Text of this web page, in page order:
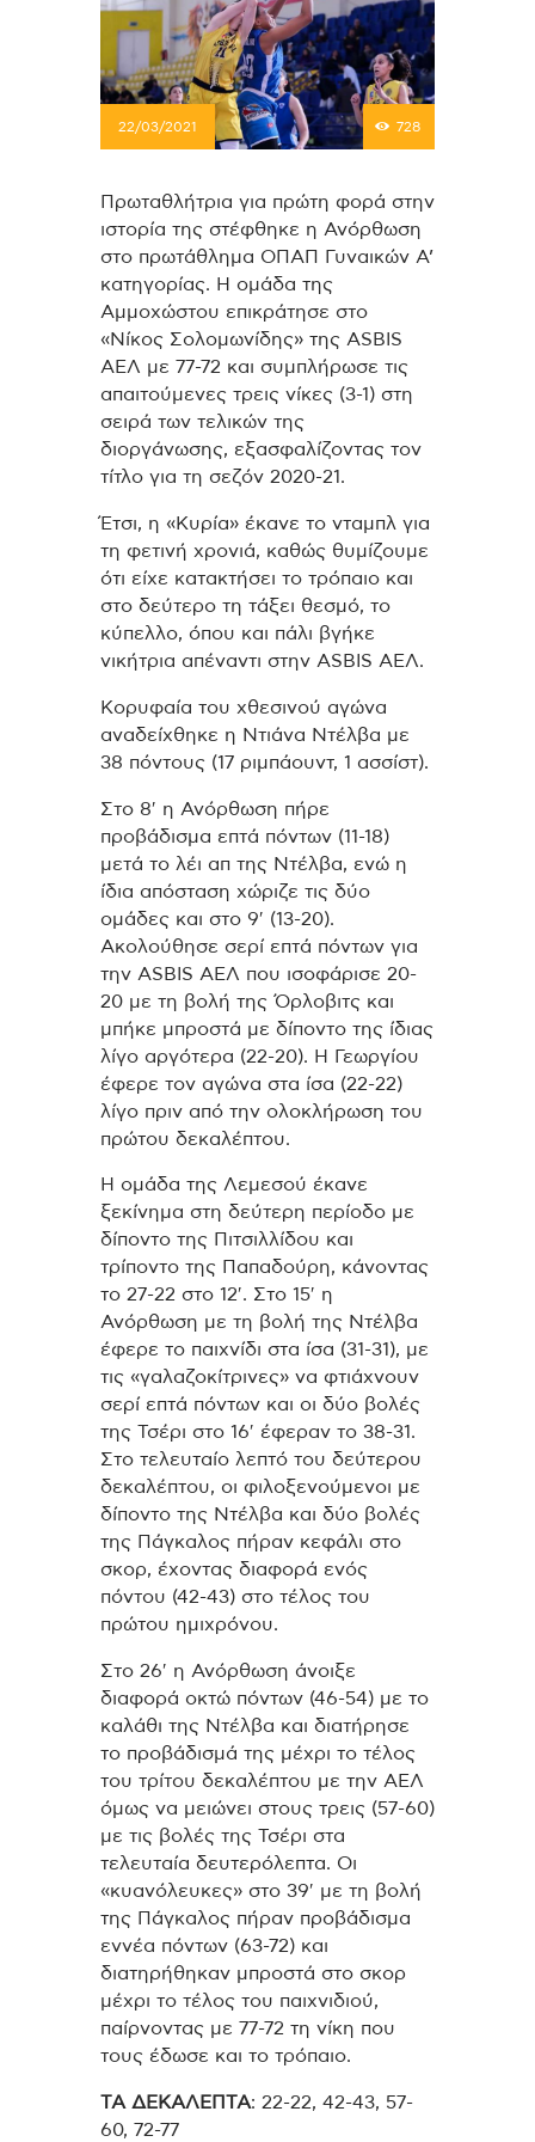
22/03/2021 728
Πρωταθλήτρια για πρώτη φορά στην
ιστορία της στέφθηκε η Ανόρθωση
στο πρωτάθλημα ΟΠΑΠ Γυναικών Α’
κατηγορίας. Η ομάδα της
Αμμοχώστου επικράτησε στο
«Νίκος Σολoμωνίδης» της ASBIS
ΑΕΛ με 77-72 και συμπλήρωσε τις
απαιτούμενες τρεις νίκες (3-1) στη
σειρά των τελικών της
διοργάνωσης, εξασφαλίζοντας τον
τίτλο για τη σεζόν 2020-21.
Έτσι, η «Κυρία» έκανε το νταμπλ για
τη φετινή χρονιά, καθώς θυμίζουμε
ότι είχε κατακτήσει το τρόπαιο και
στο δεύτερο τη τάξει θεσμό, το
κύπελλο, όπου και πάλι βγήκε
νικήτρια απέναντι στην ASBIS ΑΕΛ.
Κορυφαία του χθεσινού αγώνα
αναδείχθηκε η Ντιάνα Ντέλβα με
38 πόντους (17 ριμπάουντ, 1 ασσίστ).
Στο 8′ η Ανόρθωση πήρε
προβάδισμα επτά πόντων (11-18)
μετά το λέι απ της Ντέλβα, ενώ η
ίδια απόσταση χώριζε τις δύο
ομάδες και στο 9′ (13-20).
Ακολούθησε σερί επτά πόντων για
την ASBIS ΑΕΛ που ισοφάρισε 20-
20 με τη βολή της Όρλοβιτς και
μπήκε μπροστά με δίποντο της ίδιας
λίγο αργότερα (22-20). Η Γεωργίου
έφερε τον αγώνα στα ίσα (22-22)
λίγο πριν από την ολοκλήρωση του
πρώτου δεκαλέπτου.
Η ομάδα της Λεμεσού έκανε
ξεκίνημα στη δεύτερη περίοδο με
δίποντο της Πιτσιλλίδου και
τρίποντο της Παπαδούρη, κάνοντας
το 27-22 στο 12′. Στο 15′ η
Ανόρθωση με τη βολή της Ντέλβα
έφερε το παιχνίδι στα ίσα (31-31), με
τις «γαλαζοκίτρινες» να φτιάχνουν
σερί επτά πόντων και οι δύο βολές
της Τσέρι στο 16′ έφεραν το 38-31.
Στο τελευταίο λεπτό του δεύτερου
δεκαλέπτου, οι φιλοξενούμενοι με
δίποντο της Ντέλβα και δύο βολές
της Πάγκαλος πήραν κεφάλι στο
σκορ, έχοντας διαφορά ενός
πόντου (42-43) στο τέλος του
πρώτου ημιχρόνου.
Στο 26′ η Ανόρθωση άνοιξε
διαφορά οκτώ πόντων (46-54) με το
καλάθι της Ντέλβα και διατήρησε
το προβάδισμά της μέχρι το τέλος
του τρίτου δεκαλέπτου με την ΑΕΛ
όμως να μειώνει στους τρεις (57-60)
με τις βολές της Τσέρι στα
τελευταία δευτερόλεπτα. Οι
«κυανόλευκες» στο 39′ με τη βολή
της Πάγκαλος πήραν προβάδισμα
εννέα πόντων (63-72) και
διατηρήθηκαν μπροστά στο σκορ
μέχρι το τέλος του παιχνιδιού,
παίρνοντας με 77-72 τη νίκη που
τους έδωσε και το τρόπαιο.
ΤΑ ΔΕΚΑΛΕΠΤΑ: 22-22, 42-43, 57-
60, 72-77